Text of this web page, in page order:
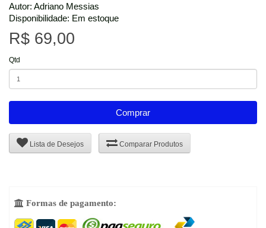
Autor: Adriano Messias
Disponibilidade: Em estoque
R$ 69,00
Qtd
Comprar
Lista de Desejos Comparar Produtos
 Formas de pagamento: